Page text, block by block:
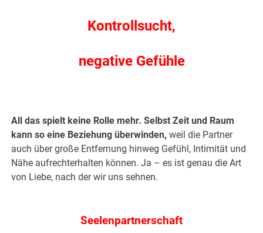
Kontrollsucht,
negative Gefühle
All das spielt keine Rolle mehr. Selbst Zeit und Raum
kann so eine Beziehung überwinden, weil die Partner
auch über große Entfernung hinweg Gefühl, Intimität und
Nähe aufrechterhalten können. Ja – es ist genau die Art
von Liebe, nach der wir uns sehnen.
Seelenpartnerschaft